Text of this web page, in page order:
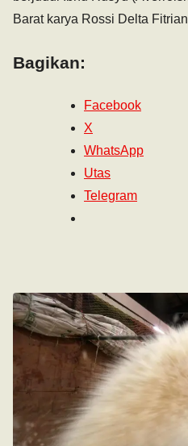
Barat karya Rossi Delta
Bagikan:
Facebook
X
WhatsApp
Utas
Telegram